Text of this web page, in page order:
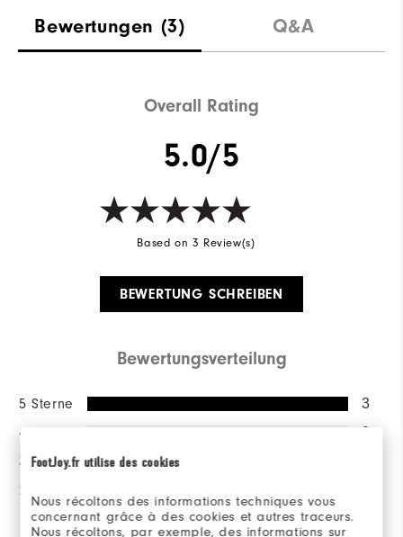
FootJoy.fr utilise des cookies
Nous récoltons des informations techniques vous
concernant grâce à des cookies et autres traceurs.
Nous récoltons, par exemple, des informations sur
Bewertungen (3) Q&A
Overall Rating
5.0/5
Based on 3 Review(s)
BEWERTUNG SCHREIBEN
Bewertungsverteilung
5 Sterne 3
4 Sterne 0
3 Sterne
2 Sterne
1 Stern